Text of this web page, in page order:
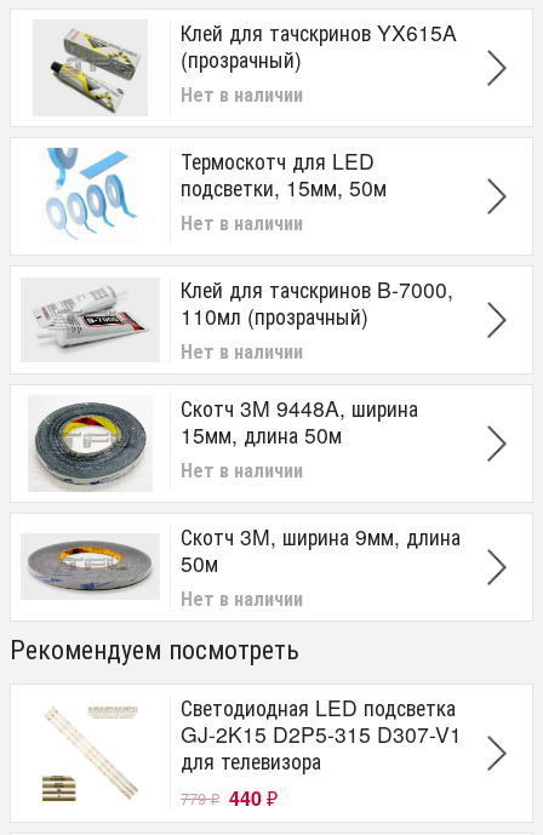
Клей для тачскринов YX615A
(прозрачный)
Нет в наличии
Термоскотч для LED
подсветки, 15мм, 50м
Нет в наличии
Клей для тачскринов B-7000,
110мл (прозрачный)
Нет в наличии
Скотч 3M 9448A, ширина
15мм, длина 50м
Нет в наличии
Скотч 3M, ширина 9мм, длина
50м
Нет в наличии
Рекомендуем посмотреть
Светодиодная LED подсветка
GJ-2K15 D2P5-315 D307-V1
для телевизора
779₽ 440 ₽